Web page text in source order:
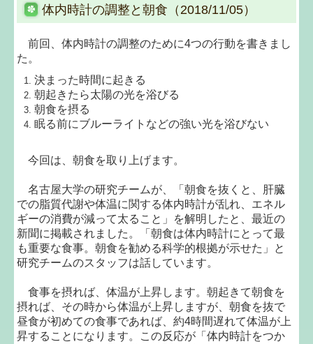
体内時計の調整と朝食（2018/11/05）
前回、体内時計の調整のために4つの行動を書きまし
た。
決まった時間に起きる
朝起きたら太陽の光を浴びる
朝食を摂る
眠る前にブルーライトなどの強い光を浴びない
今回は、朝食を取り上げます。
名古屋大学の研究チームが、「朝食を抜くと、肝臓
での脂質代謝や体温に関する体内時計が乱れ、エネル
ギーの消費が減って太ること」を解明したと、最近の
新聞に掲載されました。「朝食は体内時計にとって最
も重要な食事。朝食を勧める科学的根拠が示せた」と
研究チームのスタッフは話しています。
食事を摂れば、体温が上昇します。朝起きて朝食を
摂れば、その時から体温が上昇しますが、朝食を抜で
昼食が初めての食事であれば、約4時間遅れて体温が上
昇することになります。この反応が「体内時計をつか